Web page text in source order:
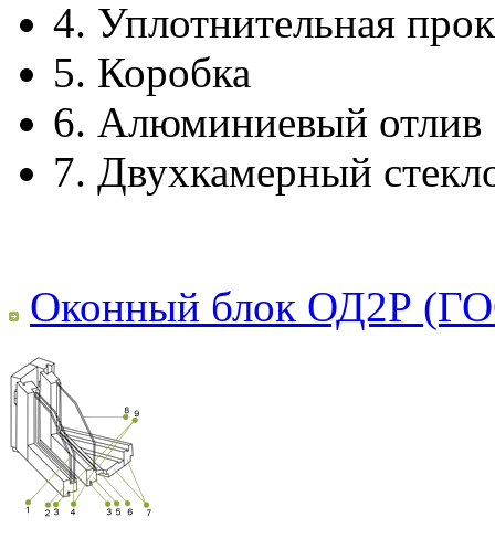
4. Уплотнительная
5. Коробка
6. Алюминиевый отлив
7. Двухкамерный
Оконный блок ОД2Р